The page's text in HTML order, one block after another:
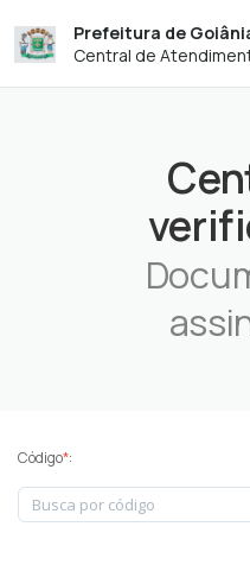
Prefeitura de
Central de
Código*: